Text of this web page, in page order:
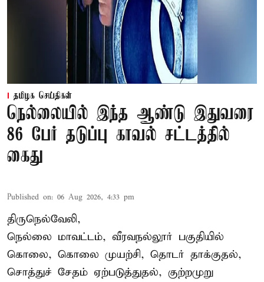
தமிழக செய்திகள்
நெல்லையில் இந்த ஆண்டு இதுவரை
86 பேர் தடுப்பு காவல் சட்டத்தில்
கைது
Published on: 06 Aug 2026, 4:33 pm
திருநெல்வேலி,
நெல்லை மாவட்டம், வீரவநல்லூர் பகுதியில்
கொலை, கொலை முயற்சி, தொடர் தாக்குதல்,
சொத்துச் சேதம் ஏற்படுத்துதல், குற்றமுறு